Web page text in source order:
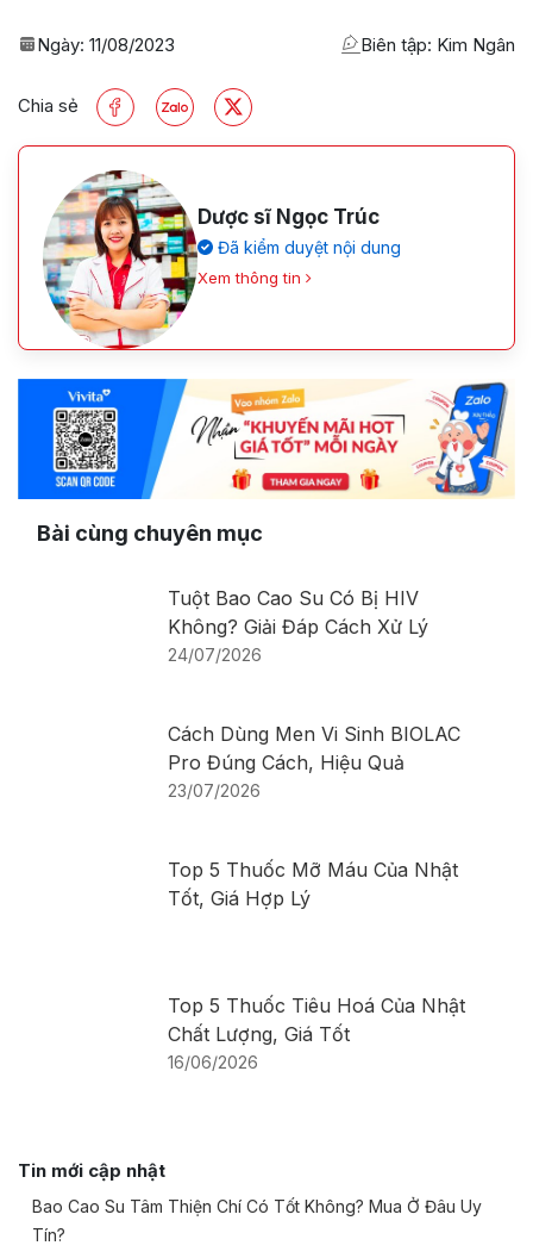
Ngày: 11/08/2023 Biên tập: Kim Ngân
Chia sẻ
Dược sĩ Ngọc Trúc
Đã kiểm duyệt nội dung
Xem thông tin
Bài cùng chuyên mục
Tuột Bao Cao Su Có Bị HIV
Không? Giải Đáp Cách Xử Lý
24/07/2026
Cách Dùng Men Vi Sinh BIOLAC
Pro Đúng Cách, Hiệu Quả
23/07/2026
Top 5 Thuốc Mỡ Máu Của Nhật
Tốt, Giá Hợp Lý
Top 5 Thuốc Tiêu Hoá Của Nhật
Chất Lượng, Giá Tốt
16/06/2026
Tin mới cập nhật
Bao Cao Su Tâm Thiện Chí Có Tốt Không? Mua Ở Đâu Uy
Tín?